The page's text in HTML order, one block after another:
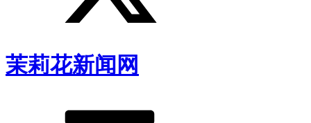
茉莉花新闻网